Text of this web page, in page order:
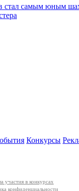
стал самым юным
Конкурсы
участия в конкурсах
конфиденциальности